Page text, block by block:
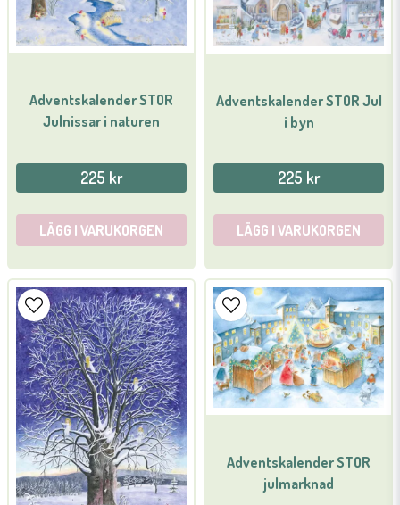
Adventskalender STOR
Julnissar i naturen
225 kr
LÄGG I VARUKORGEN
Adventskalender STOR Jul
i byn
225 kr
LÄGG I VARUKORGEN
Adventskalender STOR
julmarknad